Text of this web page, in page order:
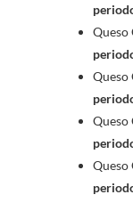
Queso
Queso
Queso
Queso